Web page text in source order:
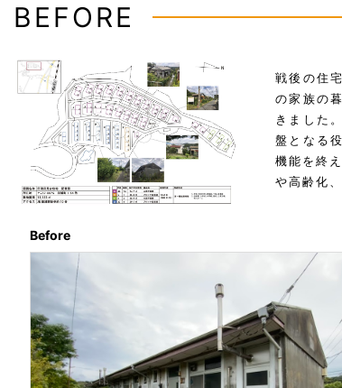
BEFORE
戦後の住
の家族の
きました
盤となる
機能を終
や高齢化
Before